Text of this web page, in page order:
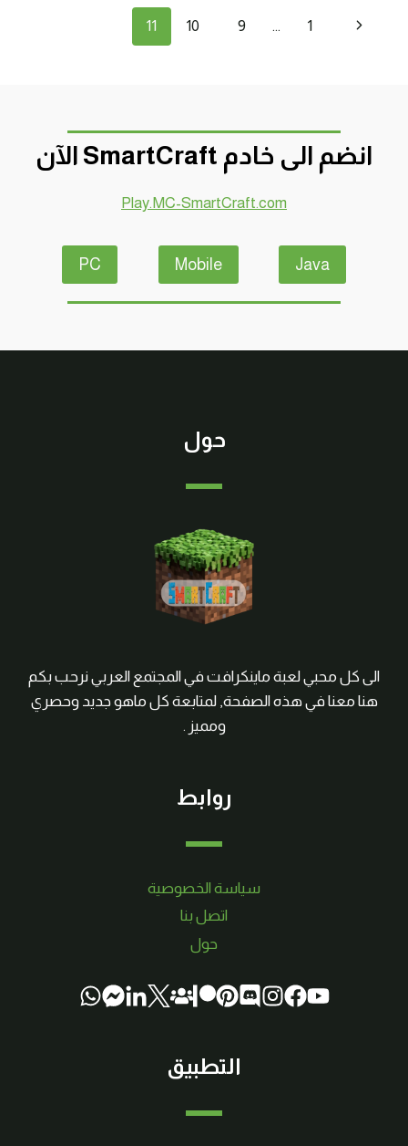
تنقل
الصفحة
1
…
9
10
11
انضم الى خادم SmartCraft الآن
Play.MC-SmartCraft.com
Java
Mobile
PC
حول
الى كل محبي لعبة ماينكرافت في المجتمع العربي نرحب بكم
هنا معنا في هذه الصفحة, لمتابعة كل ماهو جديد وحصري
ومميز .
روابط
سياسة الخصوصية
اتصل بنا
حول
التطبيق